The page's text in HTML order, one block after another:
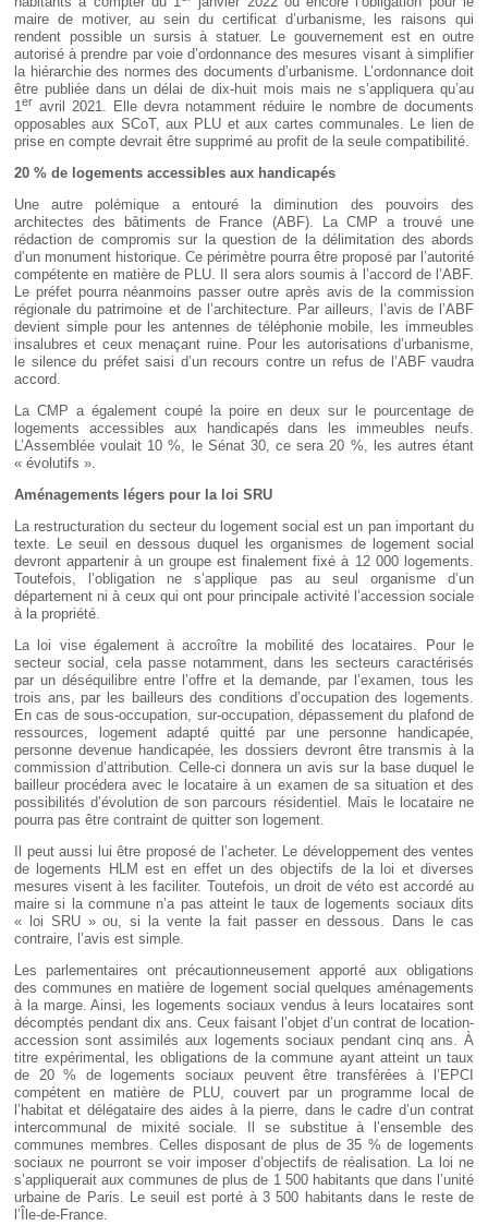
maire de motiver, au sein du certificat d’urbanisme, les raisons qui
rendent possible un sursis à statuer. Le gouvernement est en outre
autorisé à prendre par voie d’ordonnance des mesures visant à simplifier
la hiérarchie des normes des documents d’urbanisme. L’ordonnance doit
être publiée dans un délai de dix-huit mois mais ne s’appliquera qu’au
1er avril 2021. Elle devra notamment réduire le nombre de documents
opposables aux SCoT, aux PLU et aux cartes communales. Le lien de
prise en compte devrait être supprimé au profit de la seule compatibilité.
20 % de logements accessibles aux handicapés
Une autre polémique a entouré la diminution des pouvoirs des
architectes des bâtiments de France (ABF). La CMP a trouvé une
rédaction de compromis sur la question de la délimitation des abords
d’un monument historique. Ce périmètre pourra être proposé par l’autorité
compétente en matière de PLU. Il sera alors soumis à l’accord de l’ABF.
Le préfet pourra néanmoins passer outre après avis de la commission
régionale du patrimoine et de l’architecture. Par ailleurs, l’avis de l’ABF
devient simple pour les antennes de téléphonie mobile, les immeubles
insalubres et ceux menaçant ruine. Pour les autorisations d’urbanisme,
le silence du préfet saisi d’un recours contre un refus de l’ABF vaudra
accord.
La CMP a également coupé la poire en deux sur le pourcentage de
logements accessibles aux handicapés dans les immeubles neufs.
L’Assemblée voulait 10 %, le Sénat 30, ce sera 20 %, les autres étant
« évolutifs ».
Aménagements légers pour la loi SRU
La restructuration du secteur du logement social est un pan important du
texte. Le seuil en dessous duquel les organismes de logement social
devront appartenir à un groupe est finalement fixé à 12 000 logements.
Toutefois, l’obligation ne s’applique pas au seul organisme d’un
département ni à ceux qui ont pour principale activité l’accession sociale
à la propriété.
La loi vise également à accroître la mobilité des locataires. Pour le
secteur social, cela passe notamment, dans les secteurs caractérisés
par un déséquilibre entre l’offre et la demande, par l’examen, tous les
trois ans, par les bailleurs des conditions d’occupation des logements.
En cas de sous-occupation, sur-occupation, dépassement du plafond de
ressources, logement adapté quitté par une personne handicapée,
personne devenue handicapée, les dossiers devront être transmis à la
commission d’attribution. Celle-ci donnera un avis sur la base duquel le
bailleur procédera avec le locataire à un examen de sa situation et des
possibilités d’évolution de son parcours résidentiel. Mais le locataire ne
pourra pas être contraint de quitter son logement.
Il peut aussi lui être proposé de l’acheter. Le développement des ventes
de logements HLM est en effet un des objectifs de la loi et diverses
mesures visent à les faciliter. Toutefois, un droit de véto est accordé au
maire si la commune n’a pas atteint le taux de logements sociaux dits
« loi SRU » ou, si la vente la fait passer en dessous. Dans le cas
contraire, l’avis est simple.
Les parlementaires ont précautionneusement apporté aux obligations
des communes en matière de logement social quelques aménagements
à la marge. Ainsi, les logements sociaux vendus à leurs locataires sont
décomptés pendant dix ans. Ceux faisant l’objet d’un contrat de location-
accession sont assimilés aux logements sociaux pendant cinq ans. À
titre expérimental, les obligations de la commune ayant atteint un taux
de 20 % de logements sociaux peuvent être transférées à l’EPCI
compétent en matière de PLU, couvert par un programme local de
l’habitat et délégataire des aides à la pierre, dans le cadre d’un contrat
intercommunal de mixité sociale. Il se substitue à l’ensemble des
communes membres. Celles disposant de plus de 35 % de logements
sociaux ne pourront se voir imposer d’objectifs de réalisation. La loi ne
s’appliquerait aux communes de plus de 1 500 habitants que dans l’unité
urbaine de Paris. Le seuil est porté à 3 500 habitants dans le reste de
l’Île-de-France.